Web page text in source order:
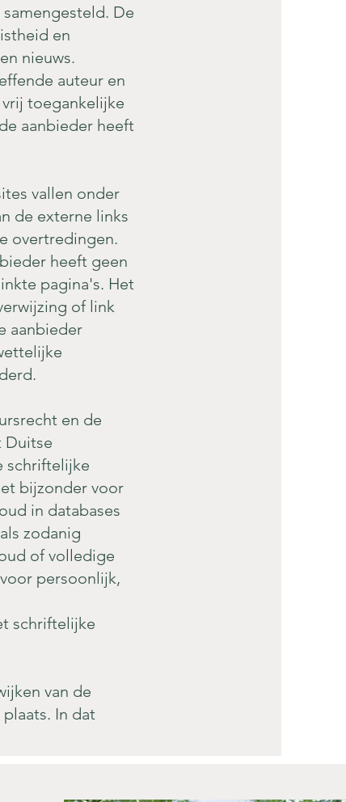
De
en
nieuws.
auteur en
toegankelijke
aanbieder heeft
vallen onder
de externe links
overtredingen.
heeft geen
pagina's. Het
of link
aanbieder
en de
Duitse
schriftelijke
bijzonder voor
in databases
zodanig
of volledige
persoonlijk,
schriftelijke
van de
In dat